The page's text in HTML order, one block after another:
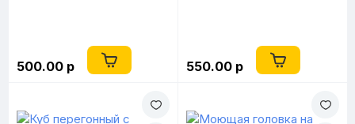
500.00 р 550.00 р